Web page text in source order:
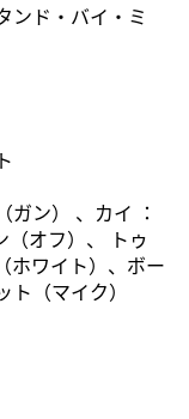
ド・バイ・ミ
ン） 、カイ ：
（オフ）、 トゥ
ホワイト）、ボー
（マイク）